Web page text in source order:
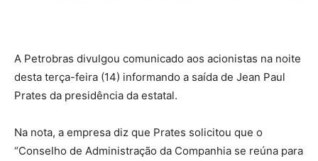
A Petrobras divulgou comunicado aos acionistas na noite
desta terça-feira (14) informando a saída de Jean Paul
Prates da presidência da estatal.
Na nota, a empresa diz que Prates solicitou que o
“Conselho de Administração da Companhia se reúna para